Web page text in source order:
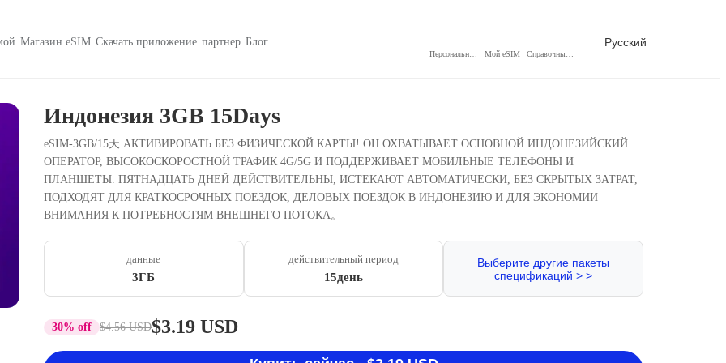
Магазин eSIM Скачать приложение партнер Блог
Мой eSIM
Русский
Индонезия 3GB 15Days
eSIM-3GB/15天 АКТИВИРОВАТЬ БЕЗ ФИЗИЧЕСКОЙ КАРТЫ! ОН ОХВАТЫВАЕТ ОСНОВНОЙ ИНДОНЕЗИЙСКИЙ
ОПЕРАТОР, ВЫСОКОСКОРОСТНОЙ ТРАФИК 4G/5G И ПОДДЕРЖИВАЕТ МОБИЛЬНЫЕ ТЕЛЕФОНЫ И
ПЛАНШЕТЫ. ПЯТНАДЦАТЬ ДНЕЙ ДЕЙСТВИТЕЛЬНЫ, ИСТЕКАЮТ АВТОМАТИЧЕСКИ, БЕЗ СКРЫТЫХ ЗАТРАТ,
ПОДХОДЯТ ДЛЯ КРАТКОСРОЧНЫХ ПОЕЗДОК, ДЕЛОВЫХ ПОЕЗДОК В ИНДОНЕЗИЮ И ДЛЯ ЭКОНОМИИ
ВНИМАНИЯ К ПОТРЕБНОСТЯМ ВНЕШНЕГО ПОТОКА。
данные
3ГБ
действительный период
15день
Выберите другие пакеты
спецификаций > >
30% off $4.56 USD$3.19 USD